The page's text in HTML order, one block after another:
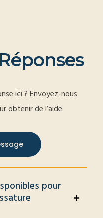
Réponses
ici ? Envoyez-nous
obtenir de l’aide.
pour